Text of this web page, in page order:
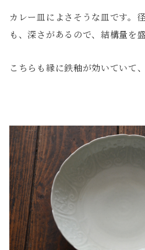
カレー皿によさそうな皿です。
も、深さがあるので、結構量を
こちらも縁に鉄釉が効いていて